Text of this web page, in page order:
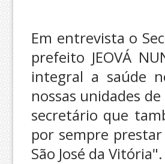
Em entrevista o
prefeito JEOVÁ
integral a saúde
nossas unidades
secretário que
por sempre
São José da Vitória".